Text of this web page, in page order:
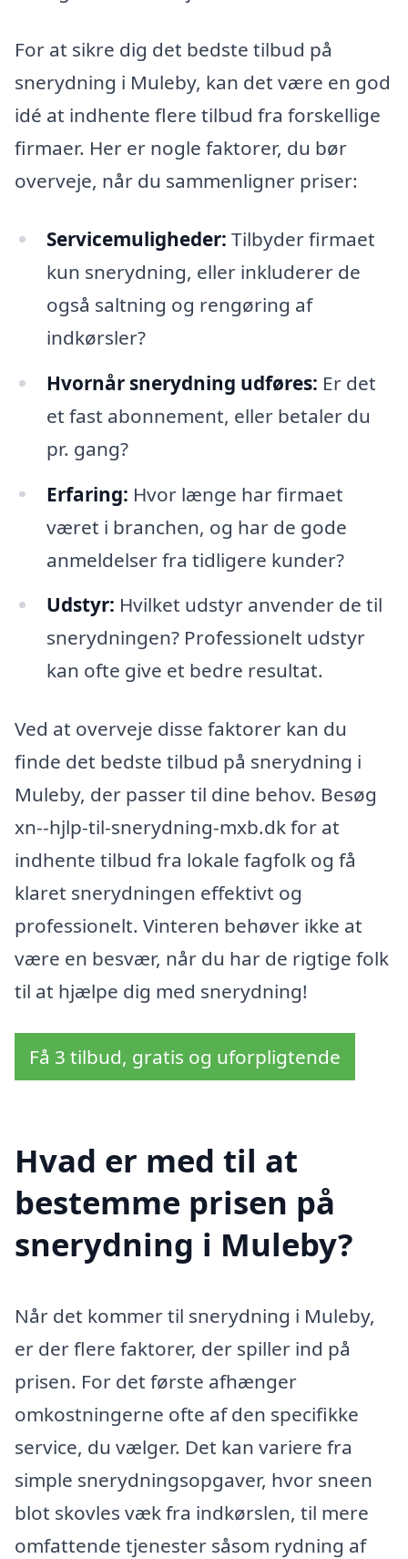
For at sikre dig det bedste tilbud på
snerydning i Muleby, kan det være en god
idé at indhente flere tilbud fra forskellige
firmaer. Her er nogle faktorer, du bør
overveje, når du sammenligner priser:
Servicemuligheder: Tilbyder firmaet
kun snerydning, eller inkluderer de
også saltning og rengøring af
indkørsler?
Hvornår snerydning udføres: Er det
et fast abonnement, eller betaler du
pr. gang?
Erfaring: Hvor længe har firmaet
været i branchen, og har de gode
anmeldelser fra tidligere kunder?
Udstyr: Hvilket udstyr anvender de til
snerydningen? Professionelt udstyr
kan ofte give et bedre resultat.
Ved at overveje disse faktorer kan du
finde det bedste tilbud på snerydning i
Muleby, der passer til dine behov. Besøg
xn--hjlp-til-snerydning-mxb.dk for at
indhente tilbud fra lokale fagfolk og få
klaret snerydningen effektivt og
professionelt. Vinteren behøver ikke at
være en besvær, når du har de rigtige folk
til at hjælpe dig med snerydning!
Få 3 tilbud, gratis og uforpligtende
Hvad er med til at
bestemme prisen på
snerydning i Muleby?
Når det kommer til snerydning i Muleby,
er der flere faktorer, der spiller ind på
prisen. For det første afhænger
omkostningerne ofte af den specifikke
service, du vælger. Det kan variere fra
simple snerydningsopgaver, hvor sneen
blot skovles væk fra indkørslen, til mere
omfattende tjenester såsom rydning af